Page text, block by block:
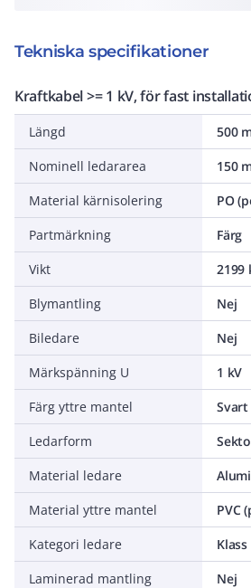
Tekniska specifikationer
Kraftkabel >= 1 kV, för fast
Längd
500
Nominell ledararea
150
Material kärnisolering
PO
Partmärkning
Färg
Vikt
2199
Blymantling
Nej
Biledare
Nej
Märkspänning U
1 kV
Färg yttre mantel
Svart
Ledarform
Material ledare
Material yttre mantel
PVC
Kategori ledare
Laminerad mantling
Nej